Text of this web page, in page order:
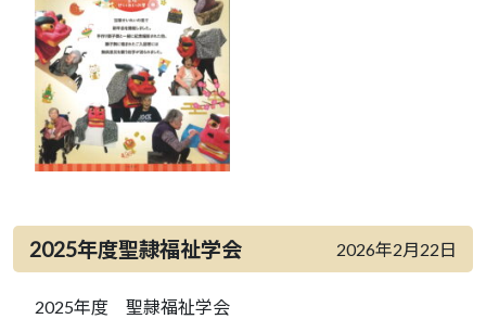
2025年度聖隷福祉学会 2026年2月22日
2025年度 聖隷福祉学会